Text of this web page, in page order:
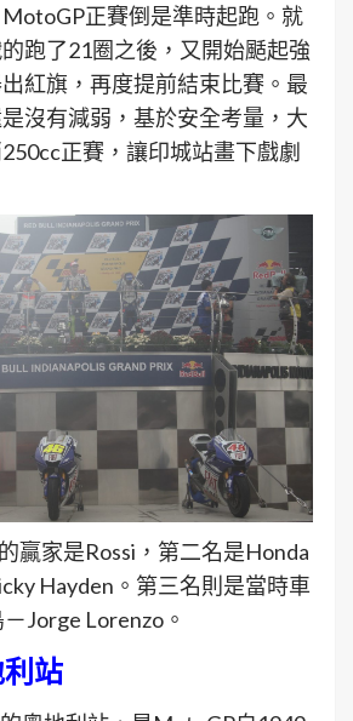
正賽倒是準時起跑。就
跑了21圈之後，又開始颳起強
紅旗，再度提前結束比賽。最
沒有減弱，基於安全考量，大
正賽，讓印城站畫下戲劇
贏家是Rossi，第二名是Honda
Hayden。第三名則是當時車
Jorge Lorenzo。
站